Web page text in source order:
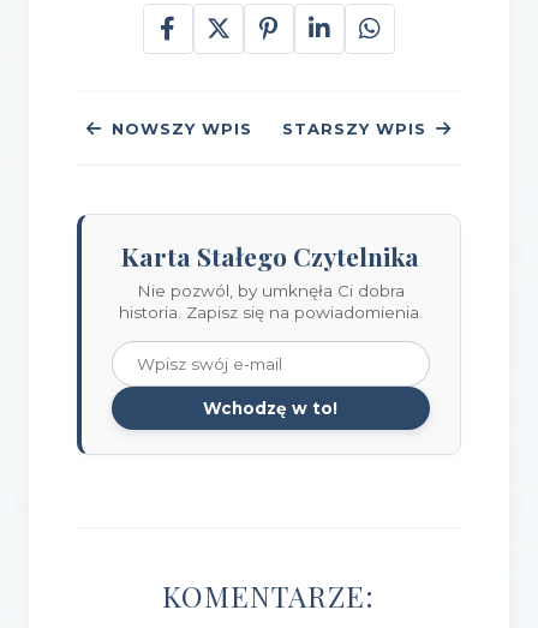
NOWSZY WPIS STARSZY WPIS
Karta Stałego Czytelnika
Nie pozwól, by umknęła Ci dobra
historia. Zapisz się na powiadomienia.
Wchodzę w to!
KOMENTARZE: